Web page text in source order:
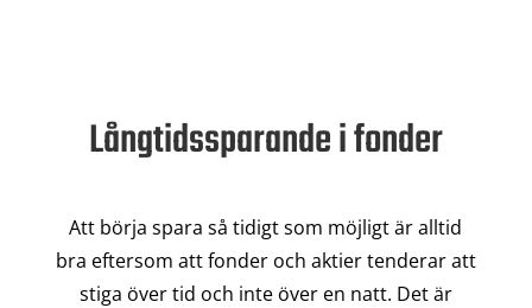
Långtidssparande i fonder
Att börja spara så tidigt som möjligt är alltid
bra eftersom att fonder och aktier tenderar att
stiga över tid och inte över en natt. Det är